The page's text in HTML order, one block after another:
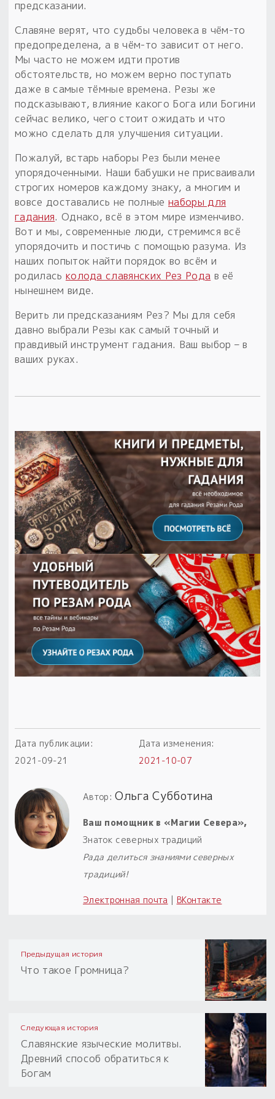
предсказании.
Славяне верят, что судьбы человека в чём-то
предопределена, а в чём-то зависит от него.
Мы часто не можем идти против
обстоятельств, но можем верно поступать
даже в самые тёмные времена. Резы же
подсказывают, влияние какого Бога или Богини
сейчас велико, чего стоит ожидать и что
можно сделать для улучшения ситуации.
Пожалуй, встарь наборы Рез были менее
упорядоченными. Наши бабушки не присваивали
строгих номеров каждому знаку, а многим и
вовсе доставались не полные наборы для
гадания. Однако, всё в этом мире изменчиво.
Вот и мы, современные люди, стремимся всё
упорядочить и постичь с помощью разума. Из
наших попыток найти порядок во всём и
родилась колода славянских Рез Рода в её
нынешнем виде.
Верить ли предсказаниям Рез? Мы для себя
давно выбрали Резы как самый точный и
правдивый инструмент гадания. Ваш выбор – в
ваших руках.
Дата публикации:
2021-09-21
Дата изменения:
2021-10-07
Автор:Ольга Субботина
Ваш помощник в «Магии Севера»,
Знаток северных традиций
Рада делиться знаниями северных
традиций!
Электронная почта | ВКонтакте
Предыдущая история
Что такое Громница?
Следующая история
Славянские языческие молитвы.
Древний способ обратиться к
Богам